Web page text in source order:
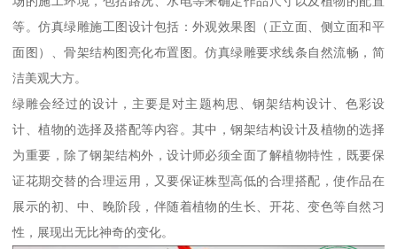
等。仿真绿雕施工图设计包括：外观效果图（正立面、侧立面和平
面图）、骨架结构图亮化布置图。仿真绿雕要求线条自然流畅，简
洁美观大方。
绿雕会经过的设计，主要是对主题构思、钢架结构设计、色彩设
计、植物的选择及搭配等内容。其中，钢架结构设计及植物的选择
为重要，除了钢架结构外，设计师必须全面了解植物特性，既要保
证花期交替的合理运用，又要保证株型高低的合理搭配，使作品在
展示的初、中、晚阶段，伴随着植物的生长、开花、变色等自然习
性，展现出无比神奇的变化。